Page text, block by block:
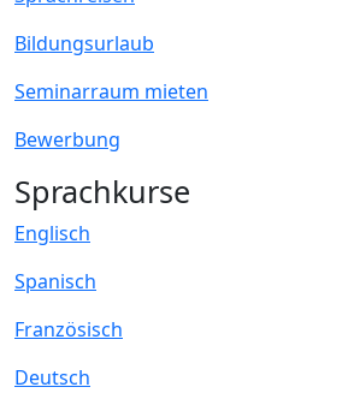
Bildungsurlaub
Seminarraum mieten
Bewerbung
Sprachkurse
Englisch
Spanisch
Französisch
Deutsch